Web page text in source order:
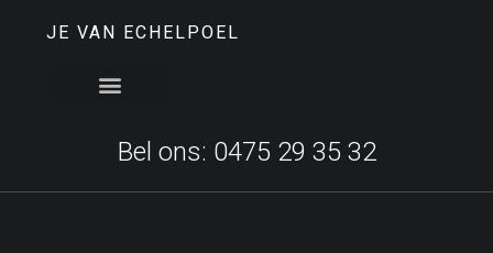
JE VAN ECHELPOEL
Bel ons: 0475 29 35 32